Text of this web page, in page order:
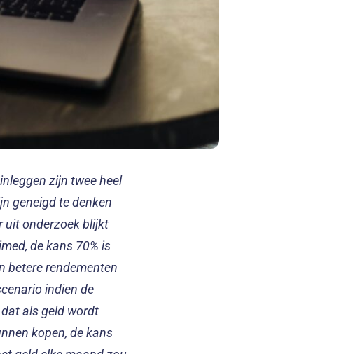
zijn twee heel
geneigd te denken
uit onderzoek blijkt
de kans 70% is
betere rendementen
indien de
als geld wordt
kopen, de kans